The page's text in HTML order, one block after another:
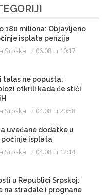
180 miliona: Objavljeno
isplata penzija
Srpska 06.08. u 10:17
talas ne popušta:
otkrili kada će stići
Srpska 04.08. u 20:58
uvećane dodatke u
počinje isplata
Srpska 04.08. u 12:14
u Republici Srpskoj:
na stradale i prognane